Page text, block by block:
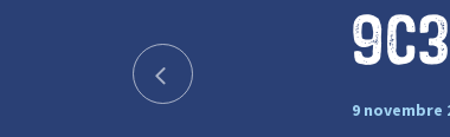
9 novembre